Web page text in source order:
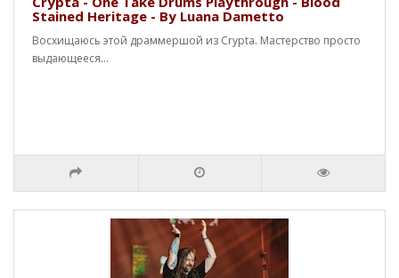
Stained Heritage - By Luana Dametto
Восхищаюсь этой драммершой из Crypta. Мастерство просто
выдающееся...